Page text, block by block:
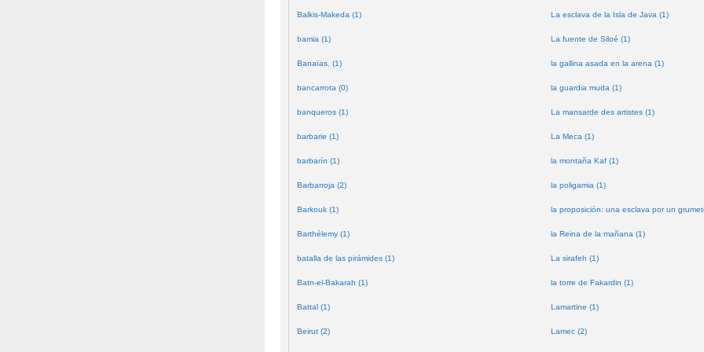
Balkis-Makeda (1)
bamia (1)
Banaïas. (1)
bancarrota (0)
banqueros (1)
barbarie (1)
barbarín (1)
Barbarroja (2)
Barkouk (1)
Barthélemy (1)
batalla de las pirámides (1)
Batn-el-Bakarah (1)
Battal (1)
Beirut (2)
La esclava de la Isla de Java (1)
La fuente de Siloé (1)
la gallina asada en la arena (1)
la guardia muda (1)
La mansarde des artistes (1)
La Meca (1)
la montaña Kaf (1)
la poligamia (1)
la proposición: una esclava por un
la Reina de la mañana (1)
La sirafeh (1)
la torre de Fakardin (1)
Lamartine (1)
Lamec (2)